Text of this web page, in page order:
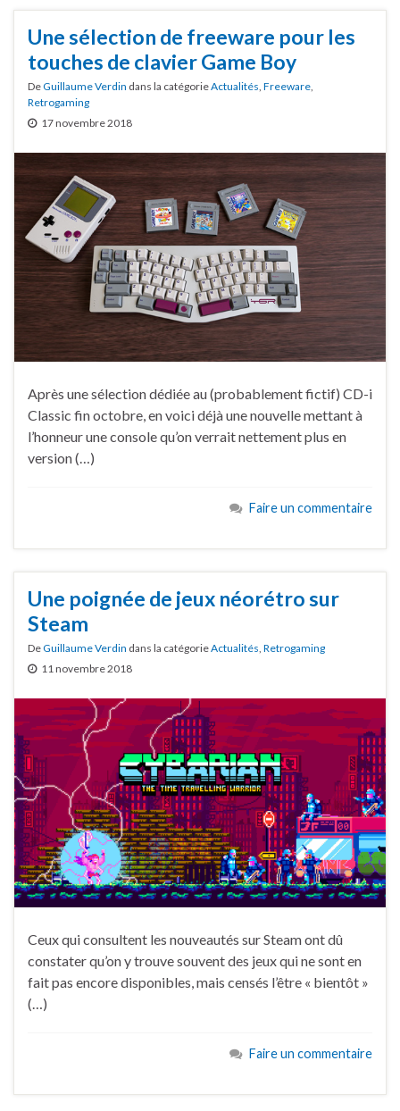
Une sélection de freeware pour les
touches de clavier Game Boy
DeGuillaume Verdin dans la catégorieActualités Freeware
Retrogaming
17 novembre 2018
Après une sélection dédiée au (probablement fictif) CD-i
Classic fin octobre, en voici déjà une nouvelle mettant à
l’honneur une console qu’on verrait nettement plus en
version (…)
Faire un commentaire
Une poignée de jeux néorétro sur
Steam
DeGuillaume Verdin dans la catégorieActualités Retrogaming
11 novembre 2018
Ceux qui consultent les nouveautés sur Steam ont dû
constater qu’on y trouve souvent des jeux qui ne sont en
fait pas encore disponibles, mais censés l’être « bientôt »
(…)
Faire un commentaire